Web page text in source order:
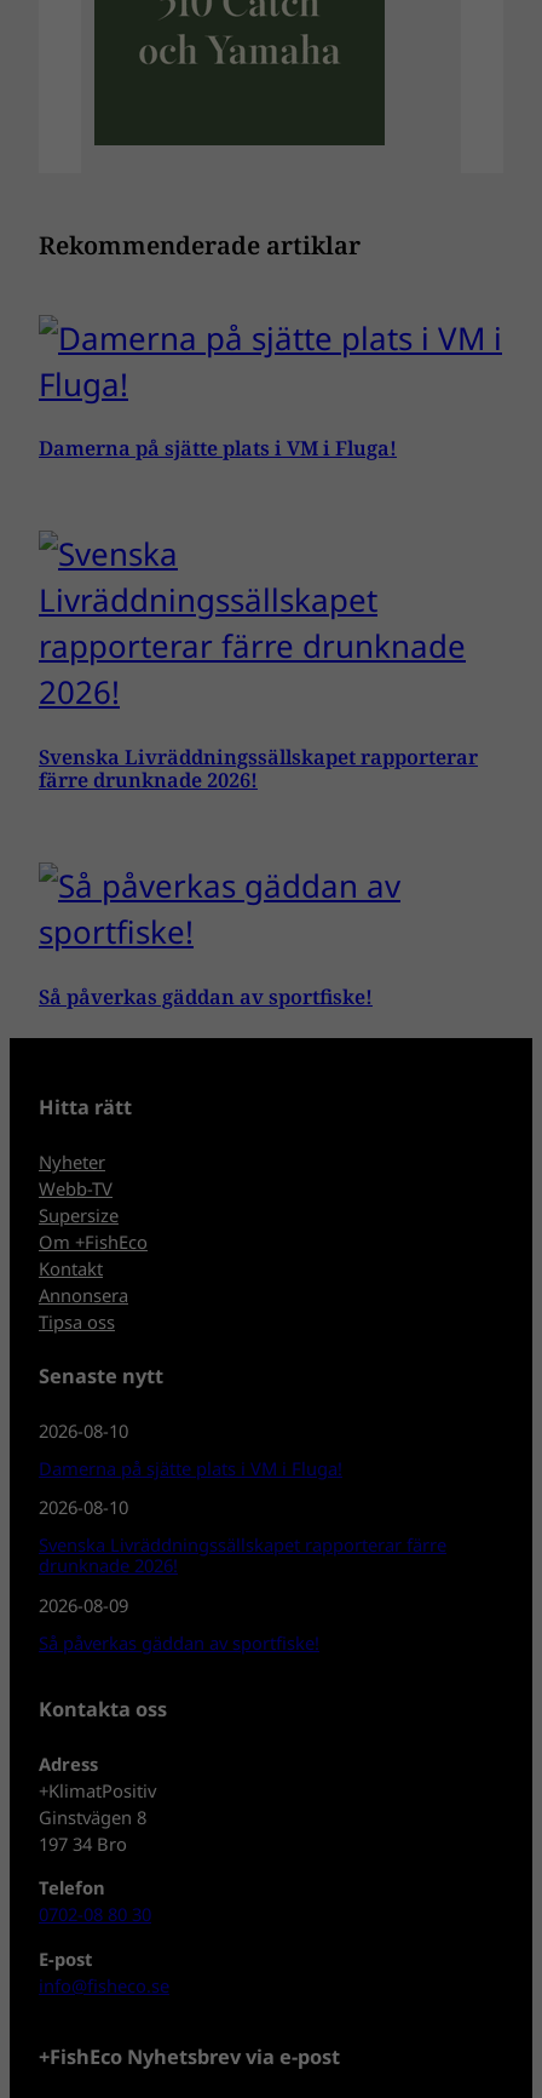
Rekommenderade artiklar
Damerna på sjätte plats i VM i Fluga!
Svenska Livräddningssällskapet rapporterar
färre drunknade 2026!
Så påverkas gäddan av sportfiske!
Hitta rätt
Nyheter
Webb-TV
Supersize
Om +FishEco
Kontakt
Annonsera
Tipsa oss
Senaste nytt
2026-08-10
Damerna på sjätte plats i VM i Fluga!
2026-08-10
Svenska Livräddningssällskapet rapporterar färre
drunknade 2026!
2026-08-09
Så påverkas gäddan av sportfiske!
Kontakta oss
Adress
+KlimatPositiv
Ginstvägen 8
197 34 Bro
Telefon
0702-08 80 30
E-post
info@fisheco.se
+FishEco Nyhetsbrev via e-post